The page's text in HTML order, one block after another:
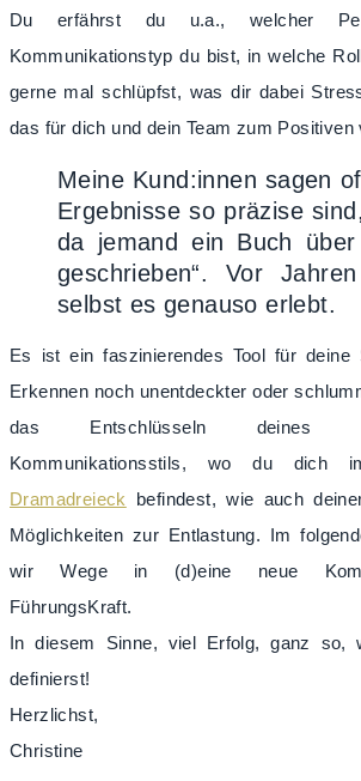
Du erfährst du u.a., welcher
Kommunikationstyp du bist, in welche
gerne mal schlüpfst, was dir dabei
das für dich und dein Team zum Positiven
Meine Kund:innen sagen
Ergebnisse so präzise
da jemand ein Buch
geschrieben“. Vor
selbst es genauso erlebt.
Es ist ein faszinierendes Tool für deine
Erkennen noch unentdeckter oder
das Entschlüsseln deines
Kommunikationsstils, wo du dich
Dramadreieck
befindest, wie auch
Möglichkeiten zur Entlastung. Im
wir Wege in (d)eine neue
FührungsKraft.
In diesem Sinne, viel Erfolg, ganz so,
definierst!
Herzlichst,
Christine